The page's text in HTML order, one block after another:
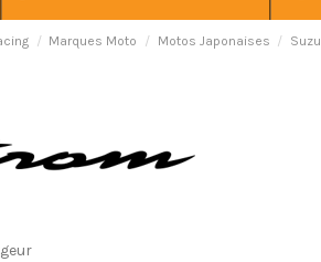
Marques Moto Motos Japonaises